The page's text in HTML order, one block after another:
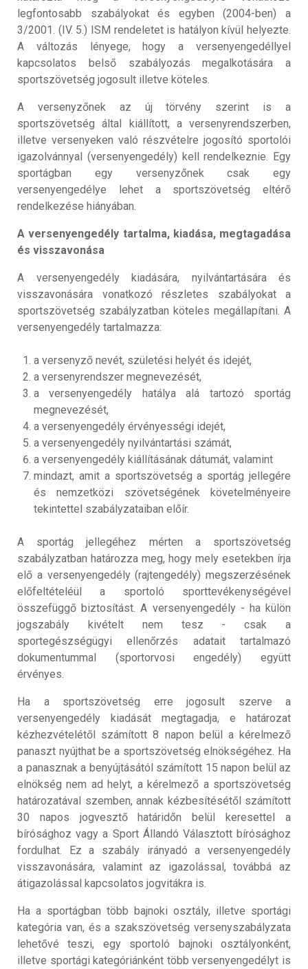
legfontosabb szabályokat és egyben (2004-ben) a
3/2001. (IV. 5.) ISM rendeletet is hatályon kívül helyezte.
A változás lényege, hogy a versenyengedéllyel
kapcsolatos belső szabályozás megalkotására a
sportszövetség jogosult illetve köteles.
A versenyzőnek az új törvény szerint is a
sportszövetség által kiállított, a versenyrendszerben,
illetve versenyeken való részvételre jogosító sportolói
igazolvánnyal (versenyengedély) kell rendelkeznie. Egy
sportágban egy versenyzőnek csak egy
versenyengedélye lehet a sportszövetség eltérő
rendelkezése hiányában.
A versenyengedély tartalma, kiadása, megtagadása
és visszavonása
A versenyengedély kiadására, nyilvántartására és
visszavonására vonatkozó részletes szabályokat a
sportszövetség szabályzatban köteles megállapítani. A
versenyengedély tartalmazza:
a versenyző nevét, születési helyét és idejét,
a versenyrendszer megnevezését,
a versenyengedély hatálya alá tartozó sportág
megnevezését,
a versenyengedély érvényességi idejét,
a versenyengedély nyilvántartási számát,
a versenyengedély kiállításának dátumát, valamint
mindazt, amit a sportszövetség a sportág jellegére
és nemzetközi szövetségének követelményeire
tekintettel szabályzataiban előír.
A sportág jellegéhez mérten a sportszövetség
szabályzatban határozza meg, hogy mely esetekben írja
elő a versenyengedély (rajtengedély) megszerzésének
előfeltételéül a sportoló sporttevékenységével
összefüggő biztosítást. A versenyengedély - ha külön
jogszabály kivételt nem tesz - csak a
sportegészségügyi ellenőrzés adatait tartalmazó
dokumentummal (sportorvosi engedély) együtt
érvényes.
Ha a sportszövetség erre jogosult szerve a
versenyengedély kiadását megtagadja, e határozat
kézhezvételétől számított 8 napon belül a kérelmező
panaszt nyújthat be a sportszövetség elnökségéhez. Ha
a panasznak a benyújtásától számított 15 napon belül az
elnökség nem ad helyt, a kérelmező a sportszövetség
határozatával szemben, annak kézbesítésétől számított
30 napos jogvesztő határidőn belül keresettel a
bírósághoz vagy a Sport Állandó Választott bírósághoz
fordulhat. Ez a szabály irányadó a versenyengedély
visszavonására, valamint az igazolással, továbbá az
átigazolással kapcsolatos jogvitákra is.
Ha a sportágban több bajnoki osztály, illetve sportági
kategória van, és a szakszövetség versenyszabályzata
lehetővé teszi, egy sportoló bajnoki osztályonként,
illetve sportági kategóriánként több versenyengedélyt is